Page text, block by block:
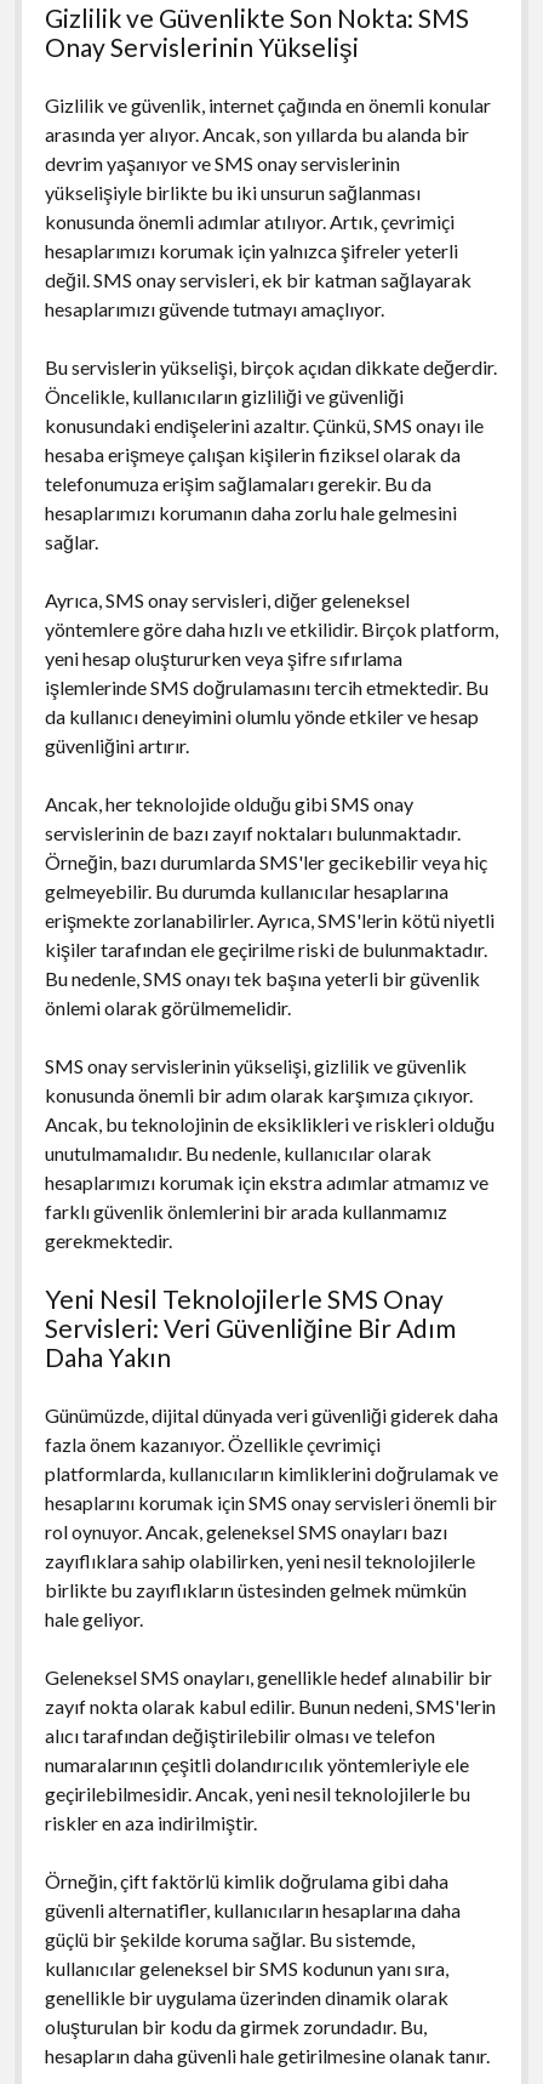
Gizlilik ve Güvenlikte Son Nokta: SMS
Onay Servislerinin Yükselişi
Gizlilik ve güvenlik, internet çağında en önemli konular
arasında yer alıyor. Ancak, son yıllarda bu alanda bir
devrim yaşanıyor ve SMS onay servislerinin
yükselişiyle birlikte bu iki unsurun sağlanması
konusunda önemli adımlar atılıyor. Artık, çevrimiçi
hesaplarımızı korumak için yalnızca şifreler yeterli
değil. SMS onay servisleri, ek bir katman sağlayarak
hesaplarımızı güvende tutmayı amaçlıyor.
Bu servislerin yükselişi, birçok açıdan dikkate değerdir.
Öncelikle, kullanıcıların gizliliği ve güvenliği
konusundaki endişelerini azaltır. Çünkü, SMS onayı ile
hesaba erişmeye çalışan kişilerin fiziksel olarak da
telefonumuza erişim sağlamaları gerekir. Bu da
hesaplarımızı korumanın daha zorlu hale gelmesini
sağlar.
Ayrıca, SMS onay servisleri, diğer geleneksel
yöntemlere göre daha hızlı ve etkilidir. Birçok platform,
yeni hesap oluştururken veya şifre sıfırlama
işlemlerinde SMS doğrulamasını tercih etmektedir. Bu
da kullanıcı deneyimini olumlu yönde etkiler ve hesap
güvenliğini artırır.
Ancak, her teknolojide olduğu gibi SMS onay
servislerinin de bazı zayıf noktaları bulunmaktadır.
Örneğin, bazı durumlarda SMS'ler gecikebilir veya hiç
gelmeyebilir. Bu durumda kullanıcılar hesaplarına
erişmekte zorlanabilirler. Ayrıca, SMS'lerin kötü niyetli
kişiler tarafından ele geçirilme riski de bulunmaktadır.
Bu nedenle, SMS onayı tek başına yeterli bir güvenlik
önlemi olarak görülmemelidir.
SMS onay servislerinin yükselişi, gizlilik ve güvenlik
konusunda önemli bir adım olarak karşımıza çıkıyor.
Ancak, bu teknolojinin de eksiklikleri ve riskleri olduğu
unutulmamalıdır. Bu nedenle, kullanıcılar olarak
hesaplarımızı korumak için ekstra adımlar atmamız ve
farklı güvenlik önlemlerini bir arada kullanmamız
gerekmektedir.
Yeni Nesil Teknolojilerle SMS Onay
Servisleri: Veri Güvenliğine Bir Adım
Daha Yakın
Günümüzde, dijital dünyada veri güvenliği giderek daha
fazla önem kazanıyor. Özellikle çevrimiçi
platformlarda, kullanıcıların kimliklerini doğrulamak ve
hesaplarını korumak için SMS onay servisleri önemli bir
rol oynuyor. Ancak, geleneksel SMS onayları bazı
zayıflıklara sahip olabilirken, yeni nesil teknolojilerle
birlikte bu zayıflıkların üstesinden gelmek mümkün
hale geliyor.
Geleneksel SMS onayları, genellikle hedef alınabilir bir
zayıf nokta olarak kabul edilir. Bunun nedeni, SMS'lerin
alıcı tarafından değiştirilebilir olması ve telefon
numaralarının çeşitli dolandırıcılık yöntemleriyle ele
geçirilebilmesidir. Ancak, yeni nesil teknolojilerle bu
riskler en aza indirilmiştir.
Örneğin, çift faktörlü kimlik doğrulama gibi daha
güvenli alternatifler, kullanıcıların hesaplarına daha
güçlü bir şekilde koruma sağlar. Bu sistemde,
kullanıcılar geleneksel bir SMS kodunun yanı sıra,
genellikle bir uygulama üzerinden dinamik olarak
oluşturulan bir kodu da girmek zorundadır. Bu,
hesapların daha güvenli hale getirilmesine olanak tanır.